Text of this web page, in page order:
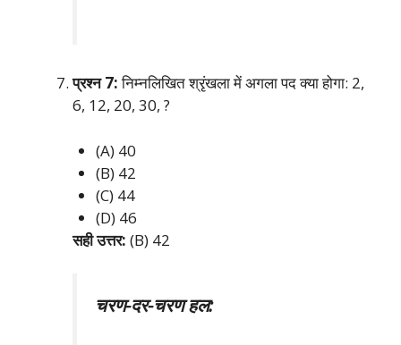
प्रश्न 7:निम्नलिखित श्रृंखला में अगला पद क्या होगा: 2,
6, 12, 20, 30, ?
(A) 40
(B) 42
(C) 44
(D) 46
सही उत्तर: (B) 42
चरण-दर-चरण हल: